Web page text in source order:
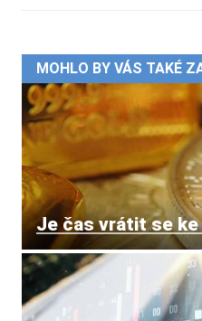
MOHLO BY VÁS TAKÉ
Je čas vrátit se